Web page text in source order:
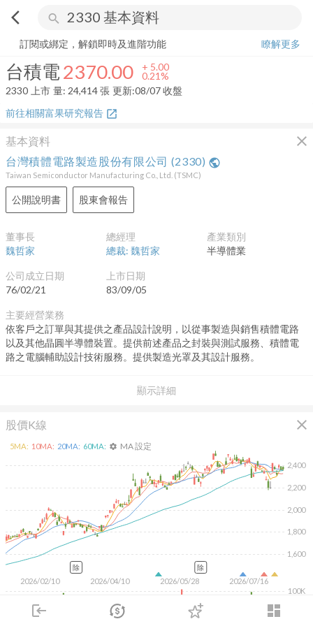
arrow_back_ios search
login dashboard
市場 登入
台積電 2370.00 + 0.21%
訂閱或綁定，解鎖即時及進階功能
瞭解更多
台積電2370.00 + 5.00
0.21%
2330 上市 量: 24,414張 更新:08/07 收盤
前往相關富果研究報告 open_in_new
基本資料 close
顯示詳細
台灣積體電路製造股份有限公司 (2330) public
Taiwan Semiconductor Manufacturing Co., Ltd. (TSMC)
公開說明書 股東會報告
董事長
魏哲家
總經理
總裁: 魏哲家
產業類別
半導體業
公司成立日期
76/02/21
上市日期
83/09/05
主要經營業務
依客戶之訂單與其提供之產品設計說明，以從事製造與銷售積體電路
以及其他晶圓半導體裝置。提供前述產品之封裝與測試服務、積體電
路之電腦輔助設計技術服務。提供製造光罩及其設計服務。
股價K線 close
2026/02/10 2026/04/10 2026/05/28 2026/07/16
1,600
1,800
2,000
2,200
2,400
100K
5MA: 10MA: 20MA: 60MA: settings MA 設定
除 除